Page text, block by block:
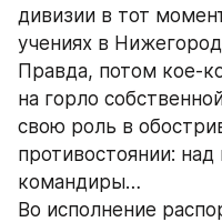
дивизии в тот
учениях в
Правда, потом кое-
на горло
свою роль в
противостоянии:
командиры…
Во исполнение